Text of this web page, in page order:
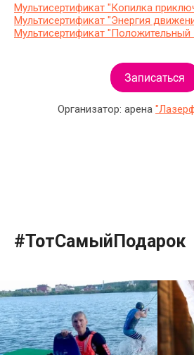
Мультисертификат "Копилка
Мультисертификат "Энергия
Мультисертификат "Положительный
Организатор: арена
#ТотСамыйПодарок